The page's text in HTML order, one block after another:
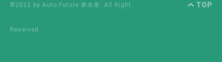
©2022 by Auto Future 車未來. All Right
Reserved.
TOP